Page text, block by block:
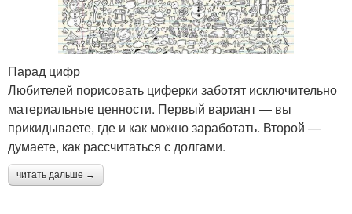
Парад цифр
Любителей порисовать циферки заботят исключительно
материальные ценности. Первый вариант — вы
прикидываете, где и как можно заработать. Второй —
думаете, как рассчитаться с долгами.
читать дальше →